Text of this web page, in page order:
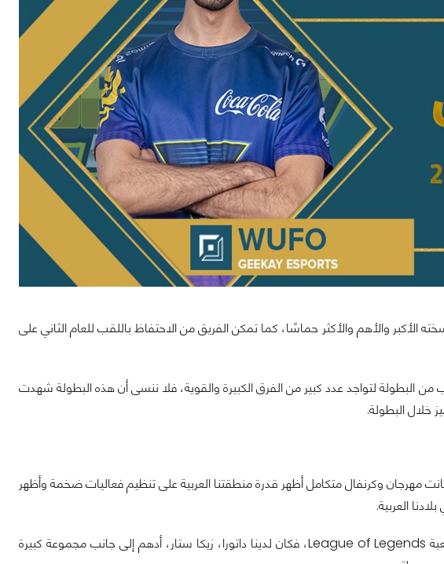
والأهم والأكثر حماسًا، كما تمكن الفريق من الاحتفاظ باللقب للعام الثاني على
لتواجد عدد كبير من الفرق الكبيرة والقوية، فلا ننسى أن هذه البطولة شهدت
كبيرين، بل كانت مهرجان وكرنفال متكامل أظهر قدرة منطقتنا العربية على تنظيم فعاليات ضخمة وأظهر
العربية.
دعا الحدث معظم المؤثرين في مجال الرياضات الإلكترونية وبالتحديد لعبة League of Legends، فكان لدينا داتورا، زيكا ستار، أدهم إلى جانب مجموعة كبيرة